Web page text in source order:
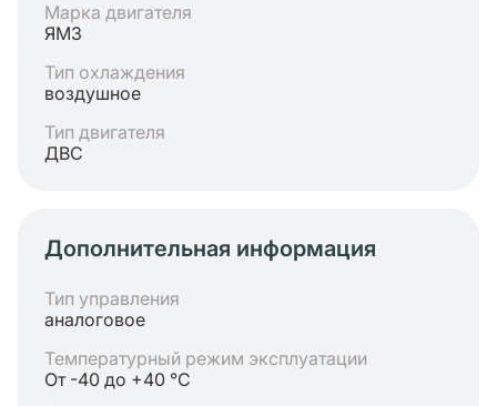
Марка двигателя
ЯМЗ
Тип охлаждения
воздушное
Тип двигателя
ДВС
Дополнительная информация
Тип управления
аналоговое
Температурный режим эксплуатации
От -40 до +40 °C